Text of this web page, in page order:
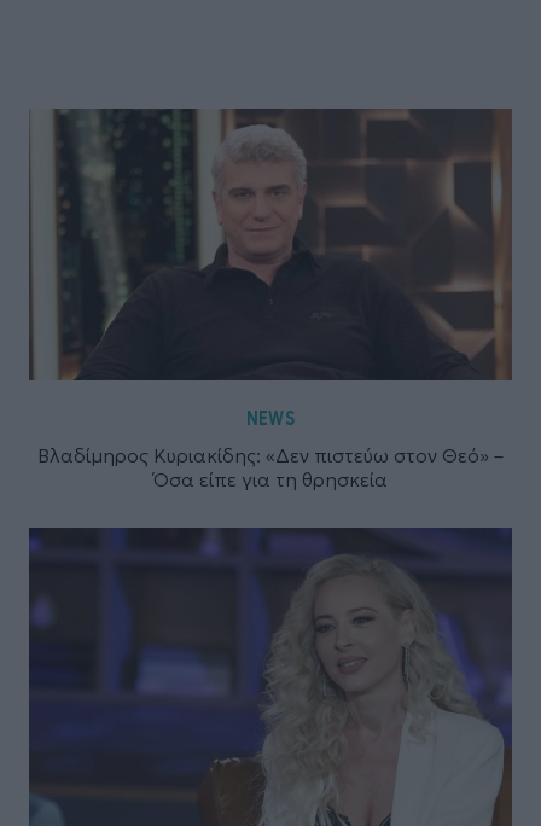
NEWS
Βλαδίμηρος Κυριακίδης: «Δεν πιστεύω στον Θεό» –
Όσα είπε για τη θρησκεία